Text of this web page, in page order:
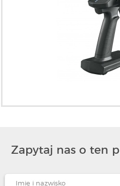
Zapytaj nas o ten